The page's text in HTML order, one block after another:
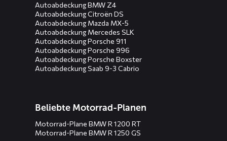
Autoabdeckung BMW Z4
Autoabdeckung Citroën DS
Autoabdeckung Mazda MX-5
Autoabdeckung Mercedes SLK
Autoabdeckung Porsche 911
Autoabdeckung Porsche 996
Autoabdeckung Porsche Boxster
Autoabdeckung Saab 9-3 Cabrio
Beliebte Motorrad-Planen
Motorrad-Plane BMW R 1200 RT
Motorrad-Plane BMW R 1250 GS